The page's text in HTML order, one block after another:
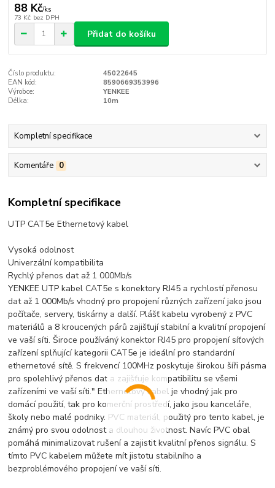
88 Kč/ks
73 Kč bez DPH
Přidat do košíku
Číslo produktu:
45022645
EAN kód:
8590669353996
Výrobce:
YENKEE
Délka:
10m
Kompletní specifikace
Komentáře 0
Kompletní specifikace
UTP CAT5e Ethernetový kabel
Vysoká odolnost
Univerzální kompatibilita
Rychlý přenos dat až 1 000Mb/s
YENKEE UTP kabel CAT5e s konektory RJ45 a rychlostí přenosu
dat až 1 000Mb/s vhodný pro propojení různých zařízení jako jsou
počítače, servery, tiskárny a další. Plášť kabelu vyrobený z PVC
materiálů a 8 kroucených párů zajišťují stabilní a kvalitní propojení
ve vaší síti. Široce používáný konektor RJ45 pro propojení síťových
zařízení splňující kategorii CAT5e je ideální pro standardní
ethernetové sítě. S frekvencí 100MHz poskytuje širokou šíři pásma
pro spolehlivý přenos dat a zajišťuje kompatibilitu se všemi
zařízeními ve vaší síti." Ethernetový kabel je vhodný jak pro
domácí použití, tak pro komerční prostředí, jako jsou kanceláře,
školy nebo malé podniky. PVC materiál, použitý pro tento kabel, je
známý pro svou odolnost a dlouhou životnost. Navíc PVC obal
pomáhá minimalizovat rušení a zajistit kvalitní přenos signálu. S
tímto PVC kabelem můžete mít jistotu stabilního a
bezproblémového propojení ve vaší síti.